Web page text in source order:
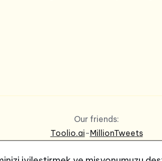
Our friends:
Toolio.ai-MillionTweets